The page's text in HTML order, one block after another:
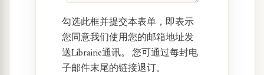
勾选此框并提交本表单，即表示
您同意我们使用您的邮箱地址发
送Librairie通讯。 您可通过每封电
子邮件末尾的链接退订。